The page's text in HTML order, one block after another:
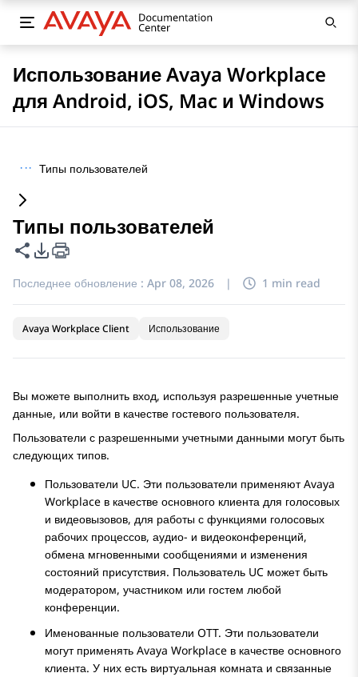
Использование Avaya Workplace
для Android, iOS, Mac и Windows
··· Типы пользователей
Типы пользователей
Поделиться этой страницей
Параметры экспорта PDF
Последнее обновление : Apr 08, 2026 | 1 min read
Avaya Workplace Client Использование
Вы можете выполнить вход, используя разрешенные учетные
данные, или войти в качестве гостевого пользователя.
Пользователи с разрешенными учетными данными могут быть
следующих типов.
Пользователи UC. Эти пользователи применяютAvaya
Workplace в качестве основного клиента для голосовых
и видеовызовов, для работы с функциями голосовых
рабочих процессов, аудио- и видеоконференций,
обмена мгновенными сообщениями и изменения
состояний присутствия. Пользователь UC может быть
модератором, участником или гостем любой
конференции.
Именованные пользователи OTT. Эти пользователи
могут применять Avaya Workplace в качестве основного
клиента. У них есть виртуальная комната и связанные